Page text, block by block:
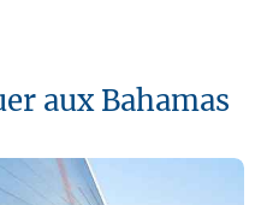
aux Bahamas